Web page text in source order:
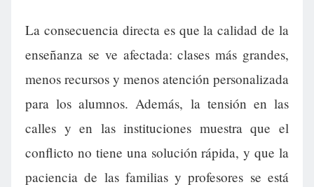
La consecuencia directa es que la calidad de la
enseñanza se ve afectada: clases más grandes,
menos recursos y menos atención personalizada
para los alumnos. Además, la tensión en las
calles y en las instituciones muestra que el
conflicto no tiene una solución rápida, y que la
paciencia de las familias y profesores se está